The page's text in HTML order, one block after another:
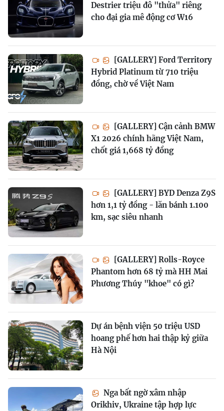
Destrier triệu đô "thửa" riêng
cho đại gia mê động cơ W16
[GALLERY] Ford Territory
Hybrid Platinum từ 710 triệu
đồng, chờ về Việt Nam
[GALLERY] Cận cảnh BMW
X1 2026 chính hãng Việt Nam,
chốt giá 1,668 tỷ đồng
[GALLERY] BYD Denza Z9S
hơn 1,1 tỷ đồng - lăn bánh 1.100
km, sạc siêu nhanh
[GALLERY] Rolls-Royce
Phantom hơn 68 tỷ mà HH Mai
Phương Thúy "khoe" có gì?
Dự án bệnh viện 50 triệu USD
hoang phế hơn hai thập kỷ giữa
Hà Nội
Nga bất ngờ xâm nhập
Orikhiv, Ukraine tập hợp lực